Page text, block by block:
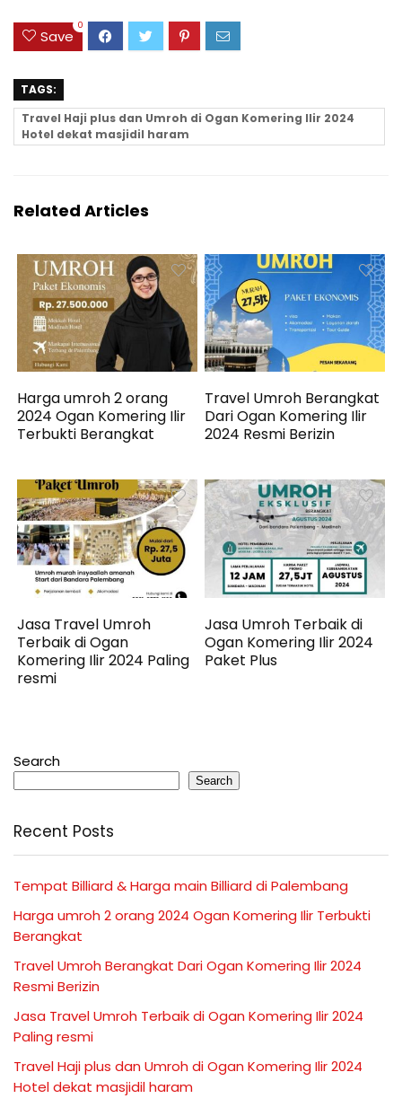
Save
0
TAGS:
Travel Haji plus dan Umroh di Ogan Komering Ilir 2024
Hotel dekat masjidil haram
Related Articles
Harga umroh 2 orang
2024 Ogan Komering Ilir
Terbukti Berangkat
Travel Umroh Berangkat
Dari Ogan Komering Ilir
2024 Resmi Berizin
Jasa Travel Umroh
Terbaik di Ogan
Komering Ilir 2024 Paling
resmi
Jasa Umroh Terbaik di
Ogan Komering Ilir 2024
Paket Plus
Search
Search
Recent Posts
Tempat Billiard & Harga main Billiard di Palembang
Harga umroh 2 orang 2024 Ogan Komering Ilir Terbukti
Berangkat
Travel Umroh Berangkat Dari Ogan Komering Ilir 2024
Resmi Berizin
Jasa Travel Umroh Terbaik di Ogan Komering Ilir 2024
Paling resmi
Travel Haji plus dan Umroh di Ogan Komering Ilir 2024
Hotel dekat masjidil haram